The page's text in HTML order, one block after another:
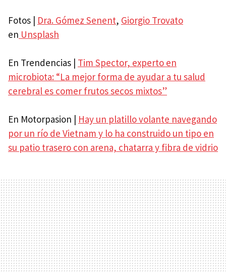
Fotos | Dra. Gómez Senent, Giorgio Trovato
en Unsplash
En Trendencias | Tim Spector, experto en
microbiota: “La mejor forma de ayudar a tu salud
cerebral es comer frutos secos mixtos”
En Motorpasion | Hay un platillo volante navegando
por un río de Vietnam y lo ha construido un tipo en
su patio trasero con arena, chatarra y fibra de vidrio